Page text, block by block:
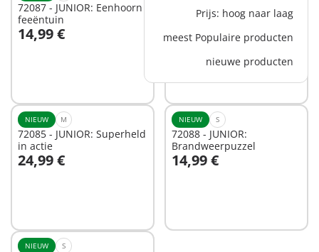
Prijs: hoog naar laag
meest Populaire producten
nieuwe producten
72087 - JUNIOR: Eenhoorn
feeëntuin
14,99 €
In winkelwagen
72086 - JUNIOR:
Verjaardagstaart
19,99 €
In winkelwagen
NIEUW M
72085 - JUNIOR: Superheld
in actie
24,99 €
In winkelwagen
NIEUW S
72088 - JUNIOR:
Brandweerpuzzel
14,99 €
In winkelwagen
NIEUW S